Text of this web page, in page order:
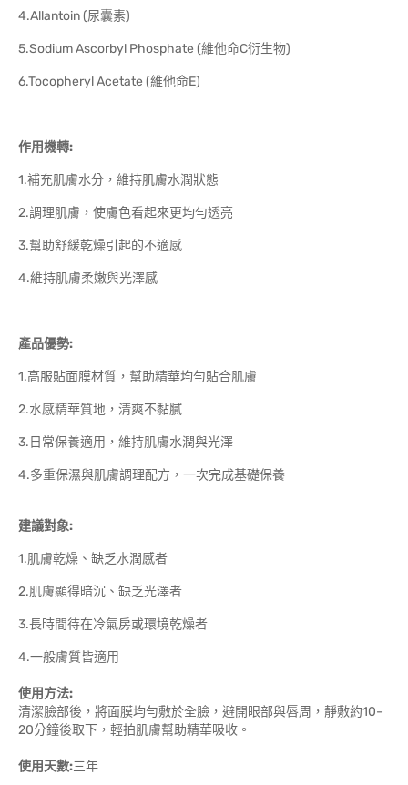
4.Allantoin (尿囊素)
5.Sodium Ascorbyl Phosphate (維他命C衍生物)
6.Tocopheryl Acetate (維他命E)
作用機轉:
1.補充肌膚水分，維持肌膚水潤狀態
2.調理肌膚，使膚色看起來更均勻透亮
3.幫助舒緩乾燥引起的不適感
4.維持肌膚柔嫩與光澤感
產品優勢:
1.高服貼面膜材質，幫助精華均勻貼合肌膚
2.水感精華質地，清爽不黏膩
3.日常保養適用，維持肌膚水潤與光澤
4.多重保濕與肌膚調理配方，一次完成基礎保養
建議對象:
1.肌膚乾燥、缺乏水潤感者
2.肌膚顯得暗沉、缺乏光澤者
3.長時間待在冷氣房或環境乾燥者
4.一般膚質皆適用
使用方法:
清潔臉部後，將面膜均勻敷於全臉，避開眼部與唇周，靜敷約10–
20分鐘後取下，輕拍肌膚幫助精華吸收。
使用天數:三年